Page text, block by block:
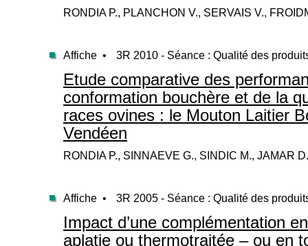
RONDIA P., PLANCHON V., SERVAIS V.,
Affiche • 3R 2010 - Séance : Qualité des
Etude comparative des
conformation bouchère et de la
races ovines : le Mouton Laitier
Vendéen
RONDIA P., SINNAEVE G., SINDIC M., JAMAR
Affiche • 3R 2005 - Séance : Qualité des
Impact d’une complémentation
aplatie ou thermotraitée – ou en